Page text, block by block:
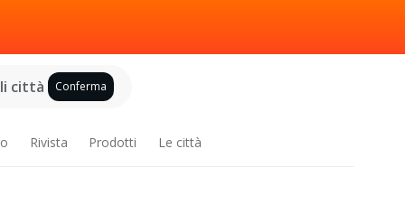
città Conferma
Rivista Prodotti Le città